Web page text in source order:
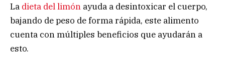
La dieta del limón ayuda a desintoxicar el cuerpo,
bajando de peso de forma rápida, este alimento
cuenta con múltiples beneficios que ayudarán a
esto.